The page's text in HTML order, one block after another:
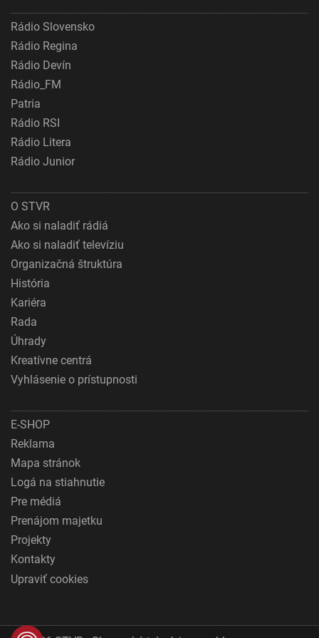
Rádio Slovensko
Rádio Regina
Rádio Devín
Rádio_FM
Patria
Rádio RSI
Rádio Litera
Rádio Junior
O STVR
Ako si naladiť rádiá
Ako si naladiť televíziu
Organizačná štruktúra
História
Kariéra
Rada
Úhrady
Kreatívne centrá
Vyhlásenie o prístupnosti
E-SHOP
Reklama
Mapa stránok
Logá na stiahnutie
Pre médiá
Prenájom majetku
Projekty
Kontakty
Upraviť cookies